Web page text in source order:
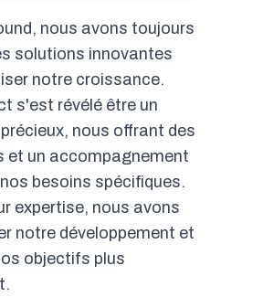
nous avons toujours
solutions innovantes
notre croissance.
s'est révélé être un
nous offrant des
et un accompagnement
besoins spécifiques.
expertise, nous avons
notre développement et
objectifs plus